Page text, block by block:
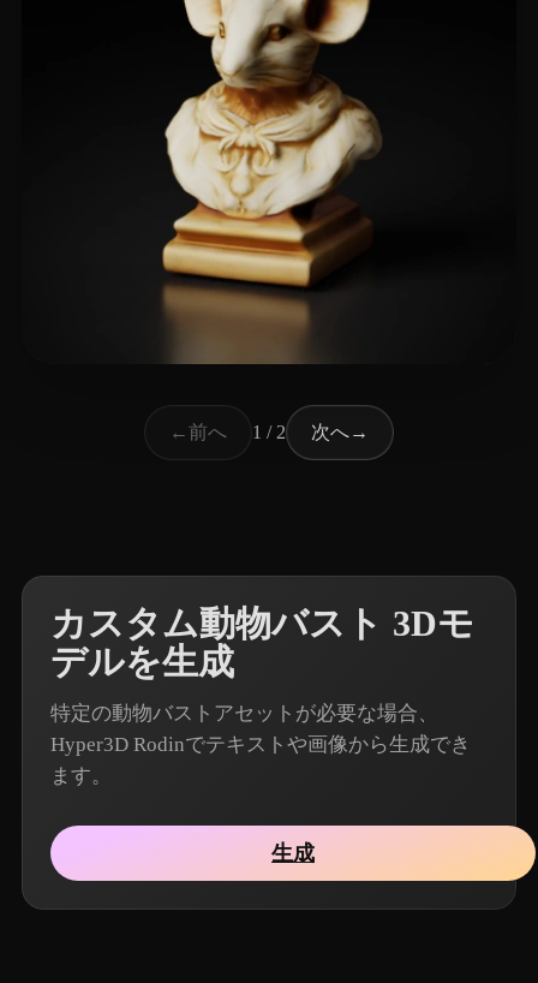
←前へ 1 / 2 次へ→
カスタム動物バスト 3Dモ
デルを生成
特定の動物バストアセットが必要な場合、
Hyper3D Rodinでテキストや画像から生成でき
ます。
生成